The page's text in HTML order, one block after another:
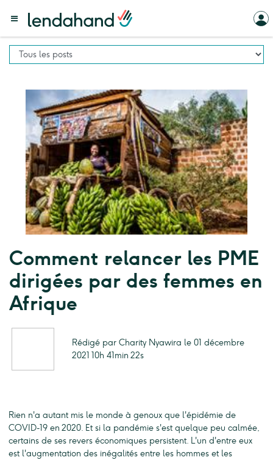
Comment relancer les PME
dirigées par des femmes en
Afrique
Rédigé par Charity Nyawira le 01 décembre
2021 10h 41min 22s
Rien n'a autant mis le monde à genoux que l'épidémie de
COVID-19 en 2020. Et si la pandémie s'est quelque peu calmée,
certains de ses revers économiques persistent. L'un d'entre eux
est l'augmentation des inégalités entre les hommes et les